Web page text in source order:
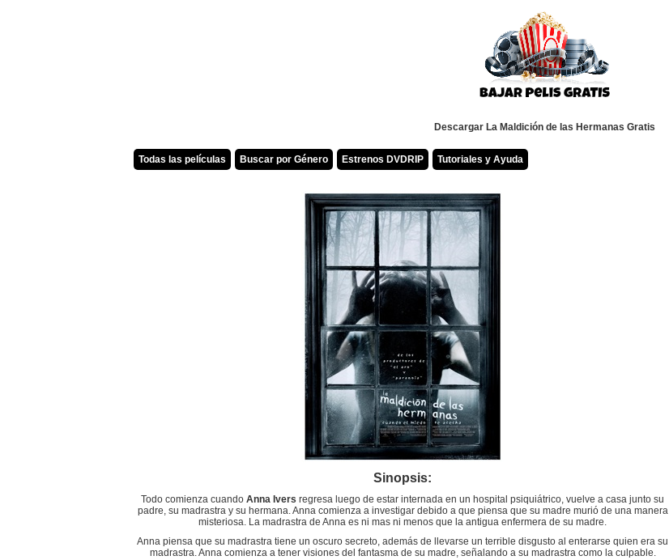
Descargar La Maldición de las Hermanas Gratis
Todas las películas Buscar por Género Estrenos DVDRIP Tutoriales y Ayuda
Sinopsis:
Todo comienza cuando Anna Ivers regresa luego de estar internada en un hospital psiquiátrico, vuelve a casa junto su
padre, su madrastra y su hermana. Anna comienza a investigar debido a que piensa que su madre murió de una manera
misteriosa. La madrastra de Anna es ni mas ni menos que la antigua enfermera de su madre.
Anna piensa que su madrastra tiene un oscuro secreto, además de llevarse un terrible disgusto al enterarse quien era su
madrastra. Anna comienza a tener visiones del fantasma de su madre, señalando a su madrastra como la culpable.